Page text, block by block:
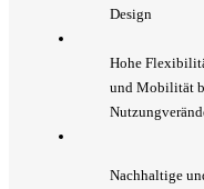
Design
Hohe
und Mobilität
Nachhaltige